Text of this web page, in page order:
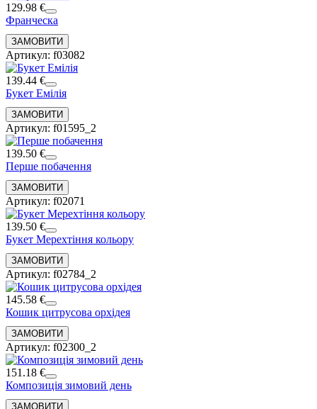
129.98 €
Франческа
Артикул: f03082
139.44 €
Букет Емілія
Артикул: f01595_2
139.50 €
Перше побачення
Артикул: f02071
139.50 €
Букет Мерехтіння кольору
Артикул: f02784_2
145.58 €
Кошик цитрусова орхідея
Артикул: f02300_2
151.18 €
Композиція зимовий день